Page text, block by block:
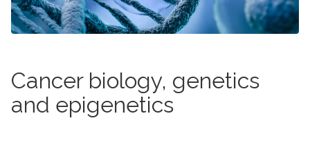
Cancer biology, genetics
and epigenetics